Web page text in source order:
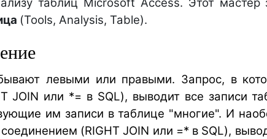
(Tools, Analysis, Table).
левыми или правыми. Запрос, в
JOIN или *= в SQL), выводит все записи
им записи в таблице "многие". И
(RIGHT JOIN или =* в SQL),